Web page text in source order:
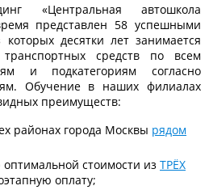
«Центральная автошкола
представлен 58 успешными
десятки лет занимается
транспортных средств по всем
и подкатегориям согласно
Обучение в наших филиалах
преимуществ:
районах города Москвы рядом
стоимости из ТРЁХ
оплату;